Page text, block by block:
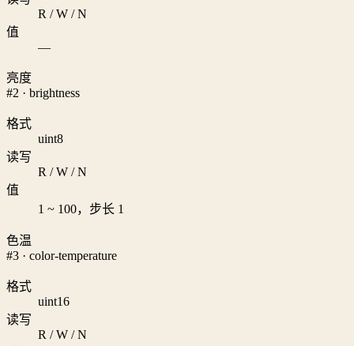
R / W / N
值
—
亮度
#2 · brightness
格式
uint8
读写
R / W / N
值
1 ~ 100，步长 1
色温
#3 · color-temperature
格式
uint16
读写
R / W / N